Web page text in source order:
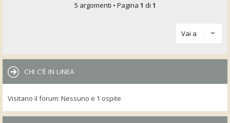
5 argomenti • Pagina 1 di 1
Vai a
CHI C’È IN LINEA
Visitano il forum: Nessuno e 1 ospite